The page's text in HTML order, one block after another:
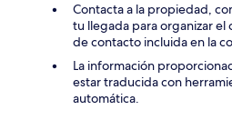
Contacta a la propiedad,
tu llegada para organizar el
de contacto incluida en la
La información
estar traducida con
automática.